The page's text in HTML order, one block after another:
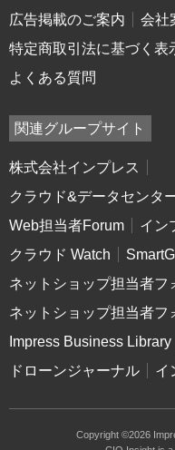
広告掲載のご案内
会社
特定商取引法に基づく表
よくある質問
関連グループサイト
株式会社インプレス
クラウド&データセンタ
Web担当者Forum
イン
クラウド Watch
ネットショップ担当者フ
ネットショップ担当者フ
Impress Business Library
ドローンジャーナル
イ
Copyright ©2026